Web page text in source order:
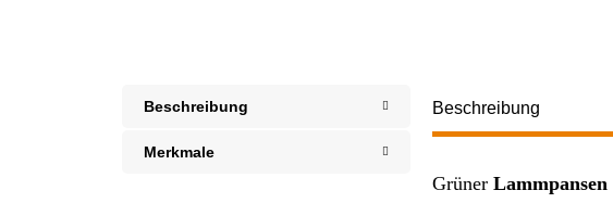
Beschreibung
Merkmale
Beschreibung
Grüner Lammpansen